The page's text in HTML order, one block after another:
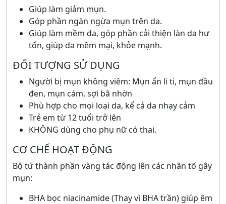
Giúp làm giảm mụn.
Góp phần ngăn ngừa mụn trên da.
Giúp làm mềm da, góp phần cải thiện làn da hư
tổn, giúp da mềm mại, khỏe mạnh.
ĐỐI TƯỢNG SỬ DỤNG
Người bị mụn không viêm: Mụn ẩn li ti, mụn đầu
đen, mụn cám, sợi bã nhờn
Phù hợp cho mọi loại da, kể cả da nhạy cảm
Trẻ em từ 12 tuổi trở lên
KHÔNG dùng cho phụ nữ có thai.
CƠ CHẾ HOẠT ĐỘNG
Bộ tứ thành phần vàng tác động lên các nhân tố gây
mụn:
BHA bọc niacinamide (Thay vì BHA trần) giúp êm